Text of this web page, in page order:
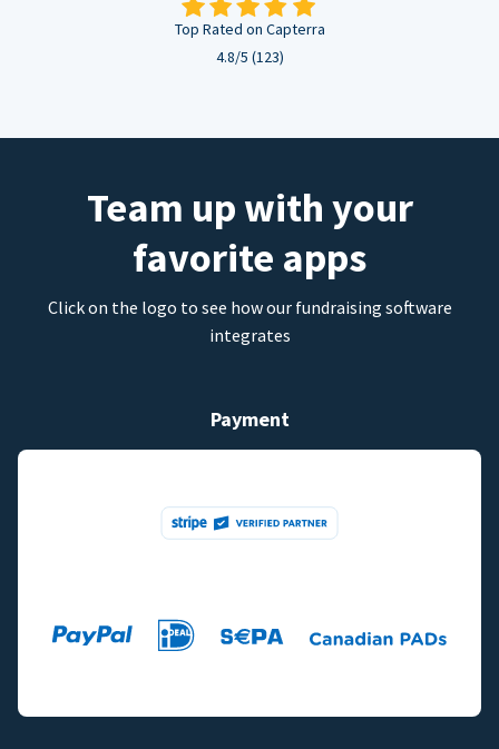
Top Rated on Capterra
4.8/5 (123)
Team up with your
favorite apps
Click on the logo to see how our fundraising software
integrates
Payment